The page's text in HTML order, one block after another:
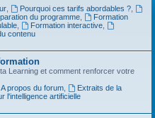
, Pourquoi ces tarifs abordables ?,
du programme,
Formation
, Formation interactive,
contenu
Learning et comment renforcer votre
A propos du forum,
Extraits de la
l'intelligence artificielle